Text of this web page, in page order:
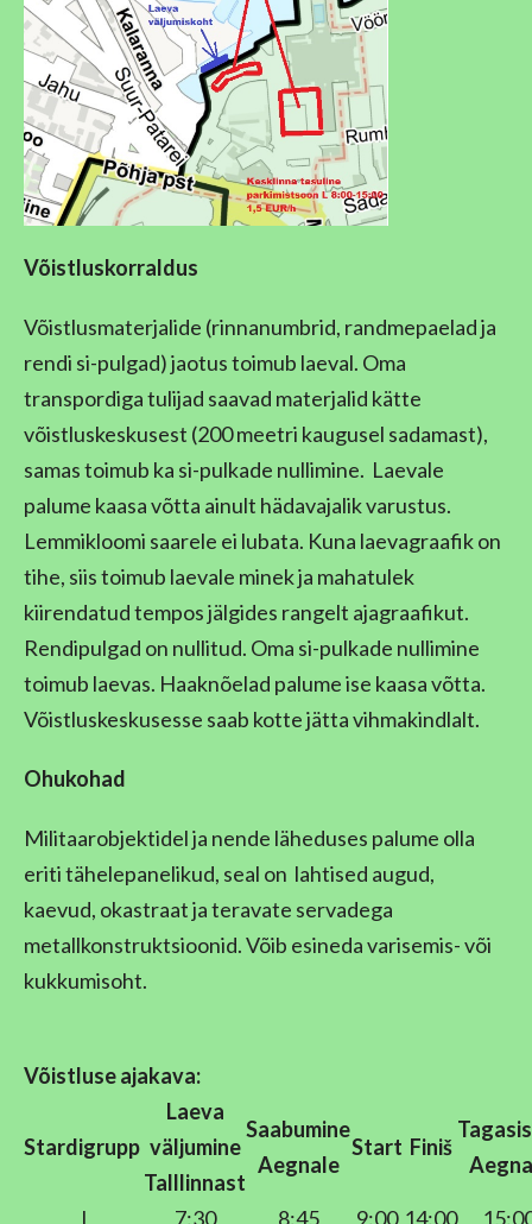
Võistluskorraldus
Võistlusmaterjalide (rinnanumbrid, randmepaelad ja
rendi si-pulgad) jaotus toimub laeval. Oma
transpordiga tulijad saavad materjalid kätte
võistluskeskusest (200 meetri kaugusel sadamast),
samas toimub ka si-pulkade nullimine. Laevale
palume kaasa võtta ainult hädavajalik varustus.
Lemmikloomi saarele ei lubata. Kuna laevagraafik on
tihe, siis toimub laevale minek ja mahatulek
kiirendatud tempos jälgides rangelt ajagraafikut.
Rendipulgad on nullitud. Oma si-pulkade nullimine
toimub laevas. Haaknõelad palume ise kaasa võtta.
Võistluskeskusesse saab kotte jätta vihmakindlalt.
Ohukohad
Militaarobjektidel ja nende läheduses palume olla
eriti tähelepanelikud, seal on lahtised augud,
kaevud, okastraat ja teravate servadega
metallkonstruktsioonid. Võib esineda varisemis- või
kukkumisoht.
Võistluse ajakava:
Stardigrupp
Laeva
väljumine
Talllinnast
Saabumine
Aegnale
Start Finiš
I 7:30 8:45 9:00 14:00